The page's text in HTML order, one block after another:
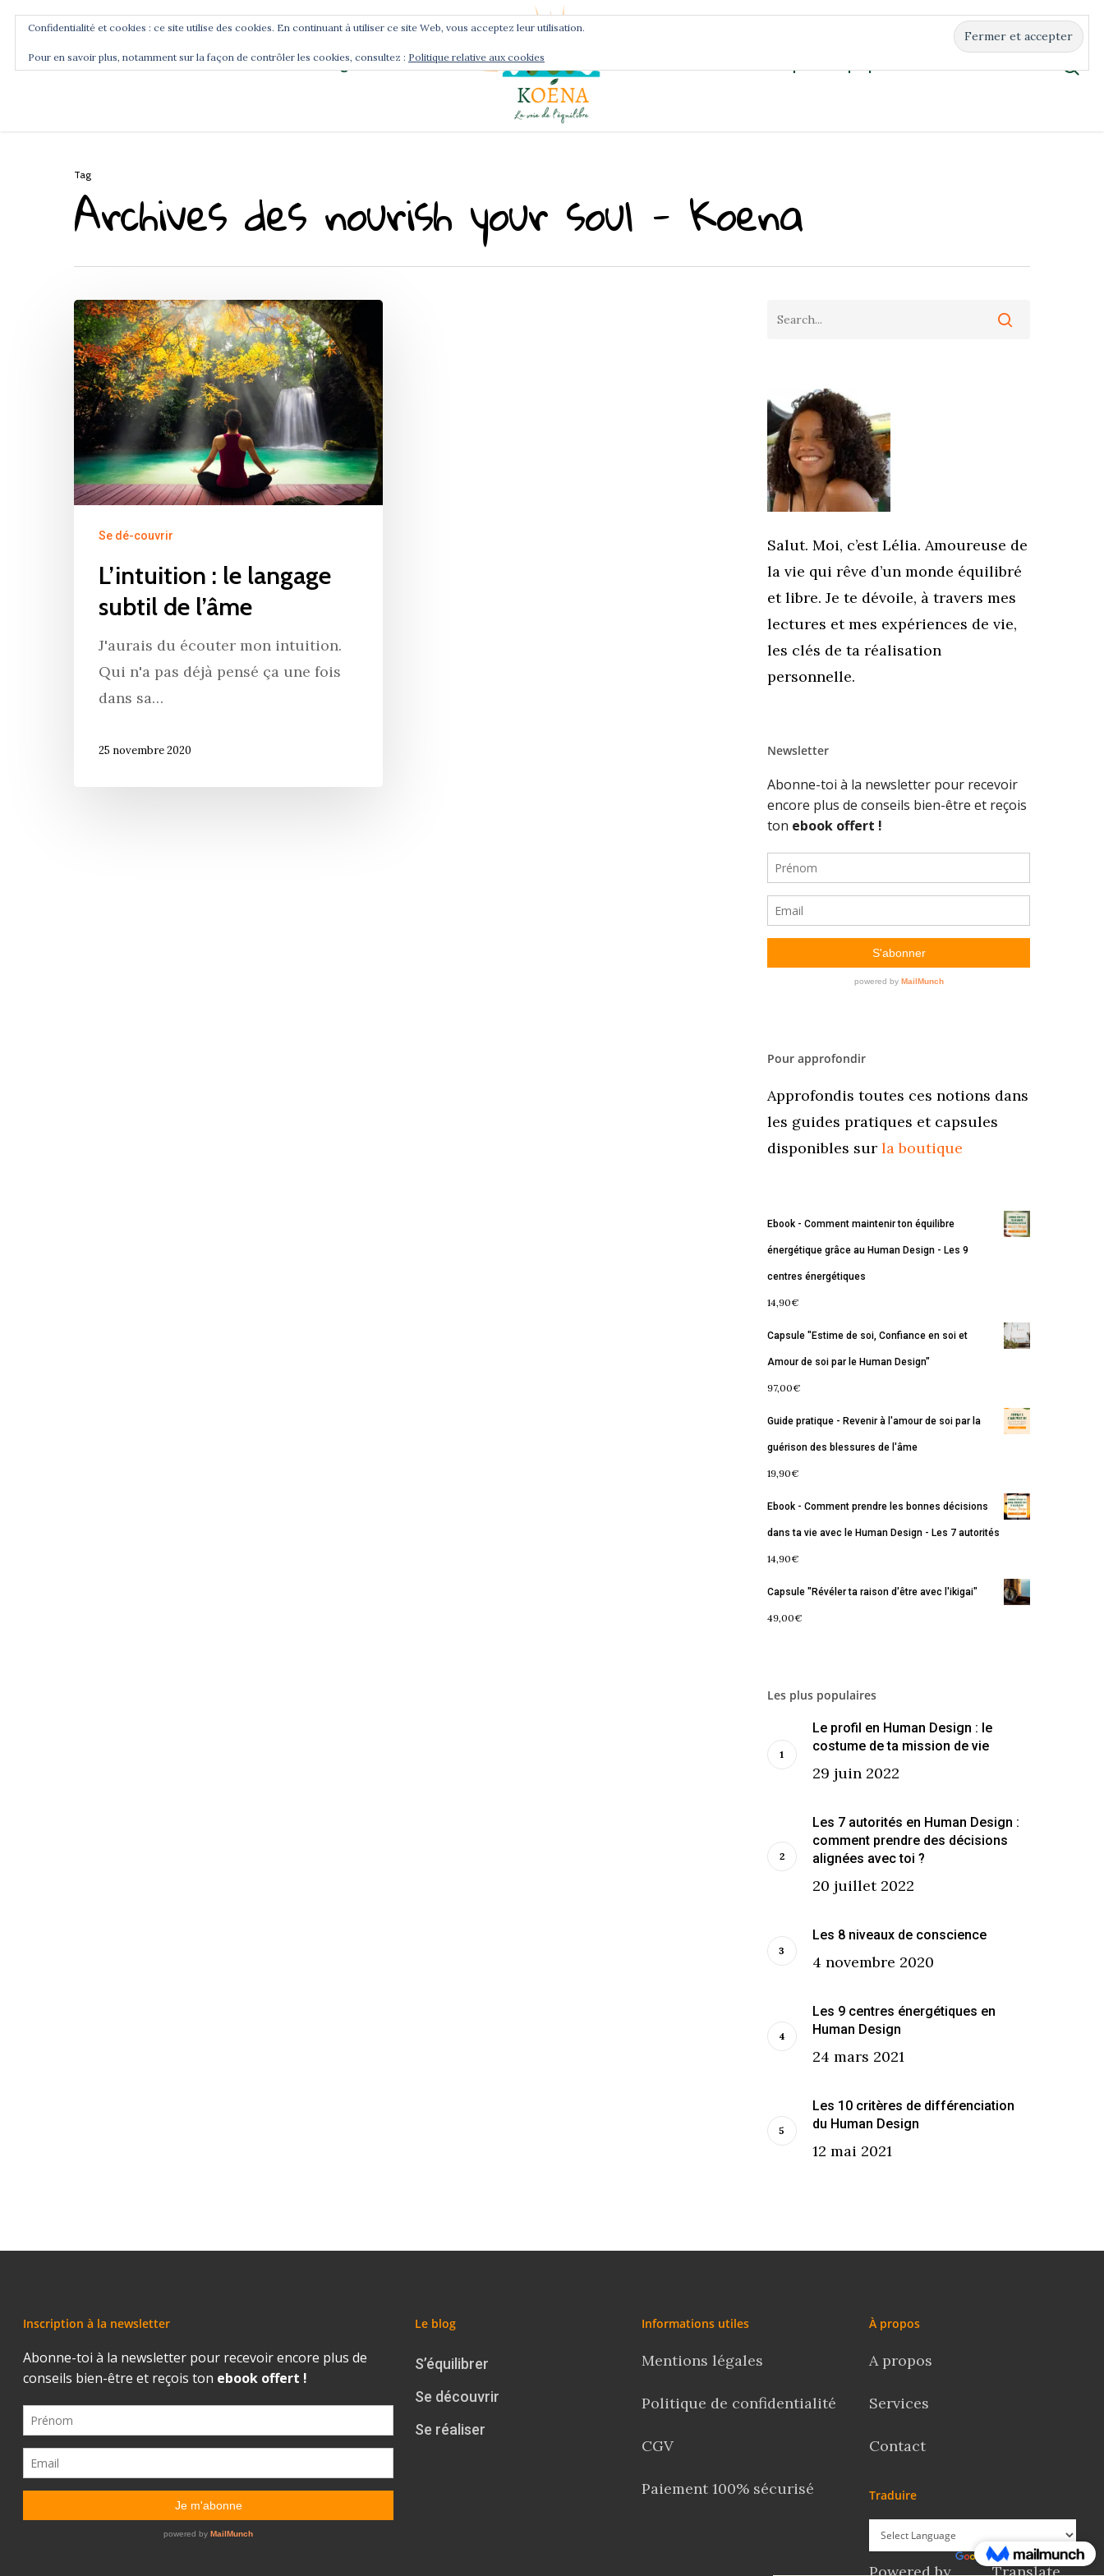
Hit enter to search or ESC to close
Accueil Commence ici Blog Podcast
Tag
Archives des nourish your soul - Koena
Se dé-couvrir
L’intuition : le langage
subtil de l’âme
J'aurais du écouter mon intuition.
Qui n'a pas déjà pensé ça une fois
dans sa…
25 novembre 2020
Salut. Moi, c’est Lélia. Amoureuse de
la vie qui rêve d’un monde équilibré
et libre. Je te dévoile, à travers mes
lectures et mes expériences de vie,
les clés de ta réalisation
personnelle.
Newsletter
Pour approfondir
Approfondis toutes ces notions dans
les guides pratiques et capsules
disponibles surla boutique
Ebook - Comment maintenir ton équilibre
énergétique grâce au Human Design - Les 9
centres énergétiques
14,90€
Capsule "Estime de soi, Confiance en soi et
Amour de soi par le Human Design"
97,00€
Guide pratique - Revenir à l'amour de soi par la
guérison des blessures de l'âme
19,90€
Ebook - Comment prendre les bonnes décisions
dans ta vie avec le Human Design - Les 7 autorités
14,90€
Capsule "Révéler ta raison d'être avec l'ikigai"
49,00€
Les plus populaires
Le profil en Human Design : le
costume de ta mission de vie
29 juin 2022
Les 7 autorités en Human Design :
comment prendre des décisions
alignées avec toi ?
20 juillet 2022
Les 8 niveaux de conscience
4 novembre 2020
Les 9 centres énergétiques en
Human Design
24 mars 2021
Les 10 critères de différenciation
du Human Design
12 mai 2021
Inscription à la newsletter Le blog
S’équilibrer
Se découvrir
Se réaliser
Informations utiles
Mentions légales
Politique de confidentialité
CGV
Paiement 100% sécurisé
À propos
A propos
Services
Contact
Traduire
Powered by Translate
Confidentialité et cookies : ce site utilise des cookies. En continuant à utiliser ce site Web, vous acceptez leur utilisation.
Pour en savoir plus, notamment sur la façon de contrôler les cookies, consultez : Politique relative aux cookies